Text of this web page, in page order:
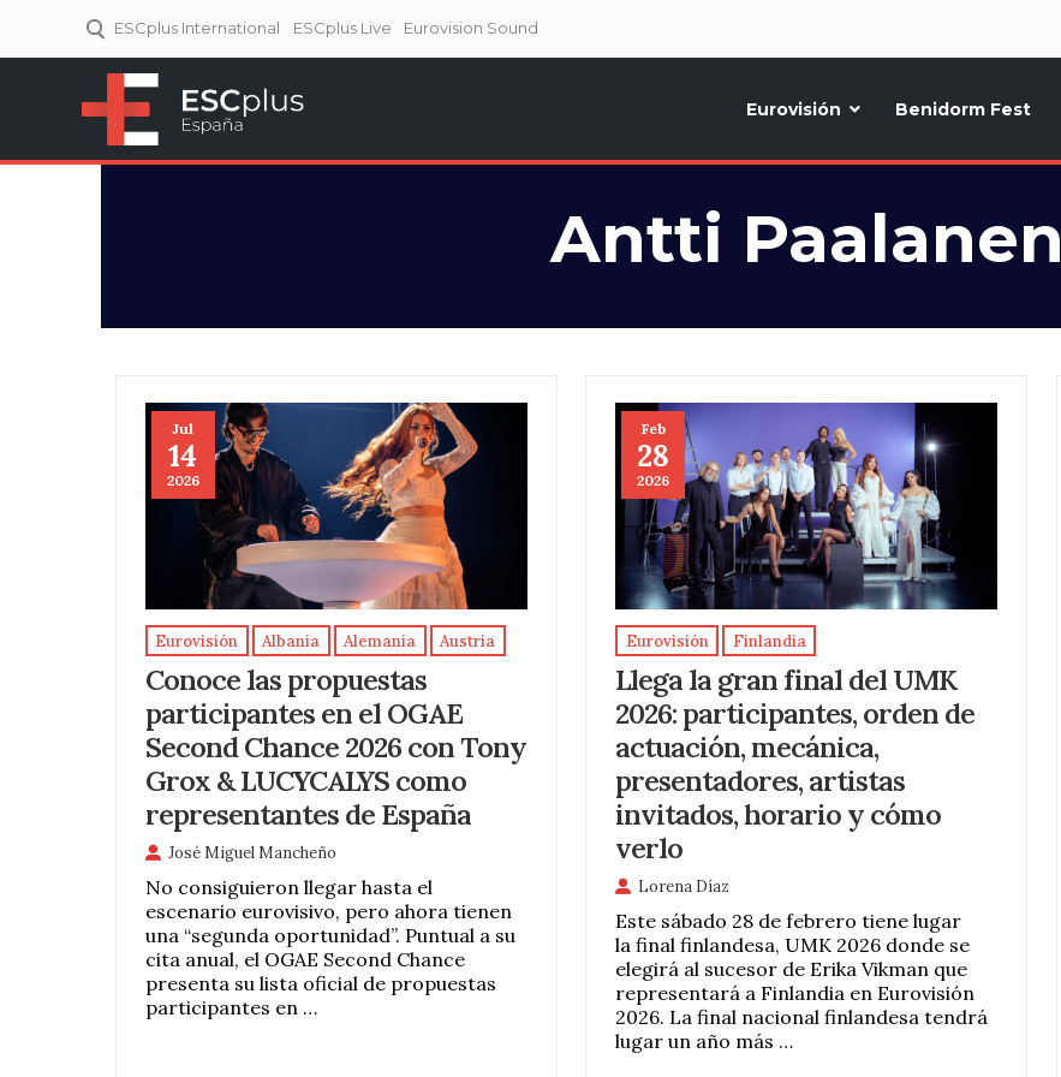
ESCplus International ESCplus Live Eurovision Sound
Eurovisión Benidorm Fest
Antti Paalanen
Jul
14
2026
Eurovisión Albania Alemania Austria
Conoce las propuestas
participantes en el OGAE
Second Chance 2026 con Tony
Grox & LUCYCALYS como
representantes de España
José Miguel Mancheño
No consiguieron llegar hasta el
escenario eurovisivo, pero ahora tienen
una “segunda oportunidad”. Puntual a su
cita anual, el OGAE Second Chance
presenta su lista oficial de propuestas
participantes en …
Feb
28
2026
Eurovisión Finlandia
Llega la gran final del UMK
2026: participantes, orden de
actuación, mecánica,
presentadores, artistas
invitados, horario y cómo
verlo
Lorena Díaz
Este sábado 28 de febrero tiene lugar
la final finlandesa, UMK 2026 donde se
elegirá al sucesor de Erika Vikman que
representará a Finlandia en Eurovisión
2026. La final nacional finlandesa tendrá
lugar un año más …